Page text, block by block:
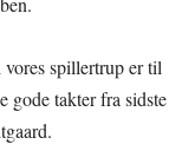
spillertrup er til
gode takter fra sidste